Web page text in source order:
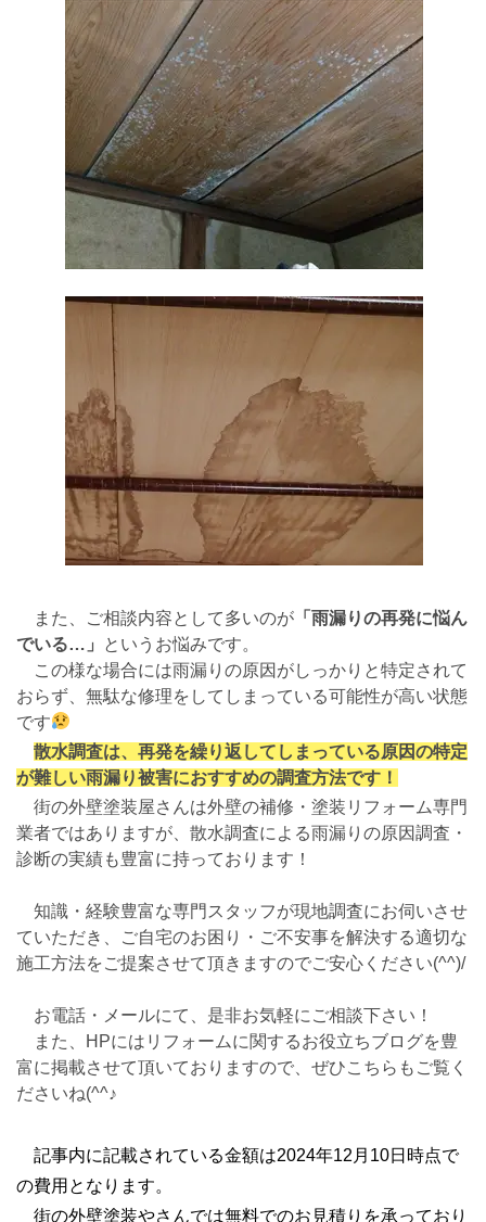
また、ご相談内容として多いのが「雨漏りの再発に悩ん
でいる…」
というお悩みです。
この様な場合には雨漏りの原因がしっかりと特定されて
おらず、無駄な修理をしてしまっている可能性が高い状態
です
散水調査は、再発を繰り返してしまっている原因の特定
が難しい雨漏り被害におすすめの調査方法です！
街の外壁塗装屋さんは外壁の補修・塗装リフォーム専門
業者ではありますが、散水調査による雨漏りの原因調査・
診断の実績も豊富に持っております！
知識・経験豊富な専門スタッフが現地調査にお伺いさせ
ていただき、ご自宅のお困り・ご不安事を解決する適切な
施工方法をご提案させて頂きますのでご安心ください(^^)/
お電話・メールにて、是非お気軽にご相談下さい！
また、HPにはリフォームに関するお役立ちブログを豊
富に掲載させて頂いておりますので、ぜひこちらもご覧く
ださいね(^^♪
記事内に記載されている金額は2024年12月10日時点で
の費用となります。
街の外壁塗装やさんでは無料でのお見積りを承っており